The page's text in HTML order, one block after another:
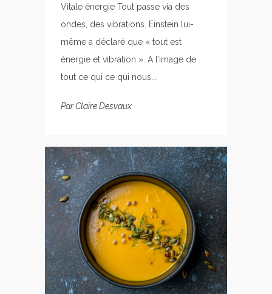
Vitale énergie Tout passe via des
ondes, des vibrations. Einstein lui-
même a déclaré que « tout est
énergie et vibration ». A l’image de
tout ce qui ce qui nous...
ParClaire Desvaux